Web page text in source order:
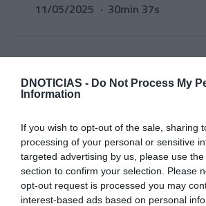
DNOTICIAS - Do Not Process My
Information
If you wish to opt-out of the sale, sharing
processing of your personal or sensitive
targeted advertising by us, please use
section to confirm your selection. Please
opt-out request is processed you may
interest-based ads based on personal
11/05/2025 30min 37s
cabeça-de-
PS, Chega
mais e
para a